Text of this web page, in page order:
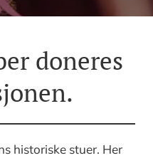
doneres
historiske stuer. Her